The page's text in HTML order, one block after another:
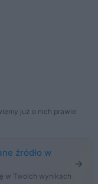
już o nich prawie
źródło w
w Twoich wynikach